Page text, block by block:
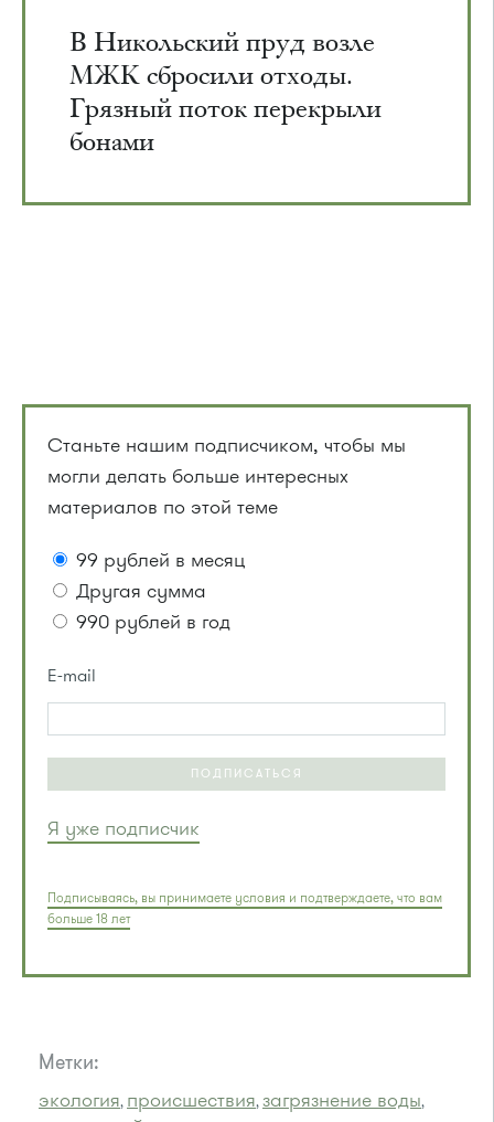
В Никольский пруд возле
МЖК сбросили отходы.
Грязный поток перекрыли
бонами
Станьте нашим подписчиком, чтобы мы
могли делать больше интересных
материалов по этой теме
99 рублей в месяц
Другая сумма
990 рублей в год
E-mail
ПОДПИСАТЬСЯ
Я уже подписчик
Подписываясь, вы принимаете условия и подтверждаете, что вам
больше 18 лет
Метки:
экология, происшествия,загрязнение воды,